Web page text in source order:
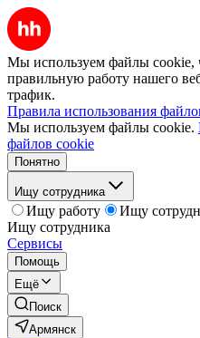
Мы используем файлы cookie,
правильную работу нашего
трафик.
Правила использования
Мы используем файлы cookie.
файлов cookie
Понятно
Ищу сотрудника
Ищу работу
Ищу
Ищу сотрудника
Сервисы
Помощь
Ещё
Поиск
Армянск